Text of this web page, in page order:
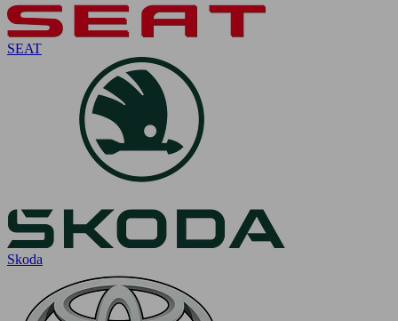
SEAT
Skoda